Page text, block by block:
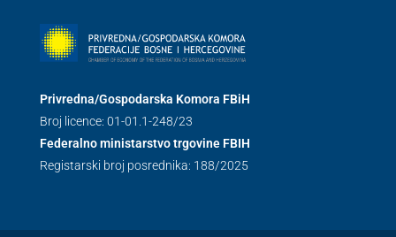
Privredna/Gospodarska Komora FBiH
Broj licence: 01-01.1-248/23
Federalno ministarstvo trgovine FBIH
Registarski broj posrednika: 188/2025